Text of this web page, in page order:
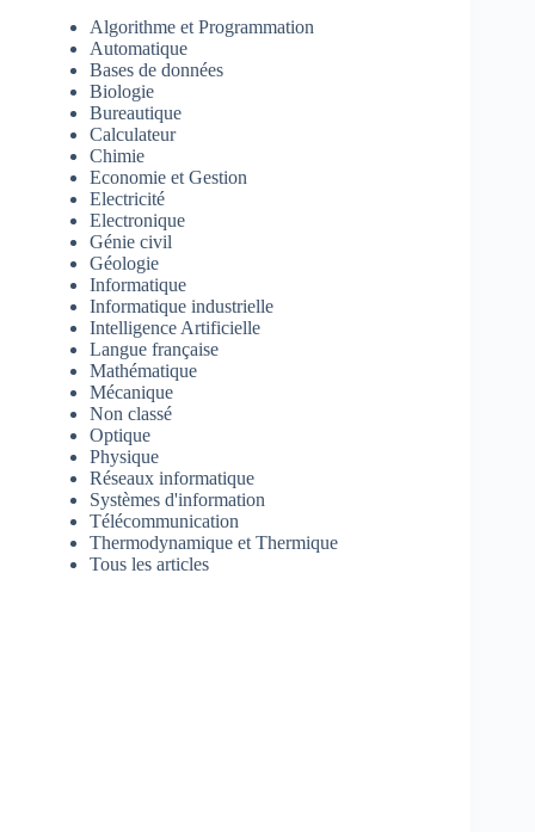
Algorithme et Programmation
Automatique
Bases de données
Biologie
Bureautique
Calculateur
Chimie
Economie et Gestion
Electricité
Electronique
Génie civil
Géologie
Informatique
Informatique industrielle
Intelligence Artificielle
Langue française
Mathématique
Mécanique
Non classé
Optique
Physique
Réseaux informatique
Systèmes d'information
Télécommunication
Thermodynamique et Thermique
Tous les articles